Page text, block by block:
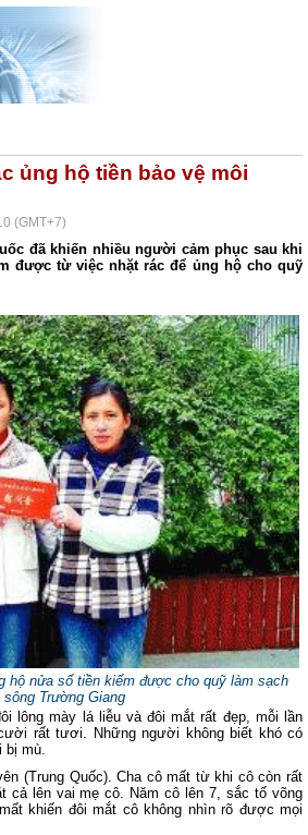
ủng hộ tiền bảo vệ môi
(GMT+7)
đã khiến nhiều người cảm phục sau khi
được từ việc nhặt rác để ủng hộ cho quỹ
hộ nửa số tiền kiếm được cho quỹ làm sạch
sông Trường Giang
lông mày lá liễu và đôi mắt rất đẹp, mỗi lần
rất tươi. Những người không biết khó có
bị mù.
(Trung Quốc). Cha cô mất từ khi cô còn rất
cả lên vai mẹ cô. Năm cô lên 7, sắc tố võng
khiến đôi mắt cô không nhìn rõ được mọi